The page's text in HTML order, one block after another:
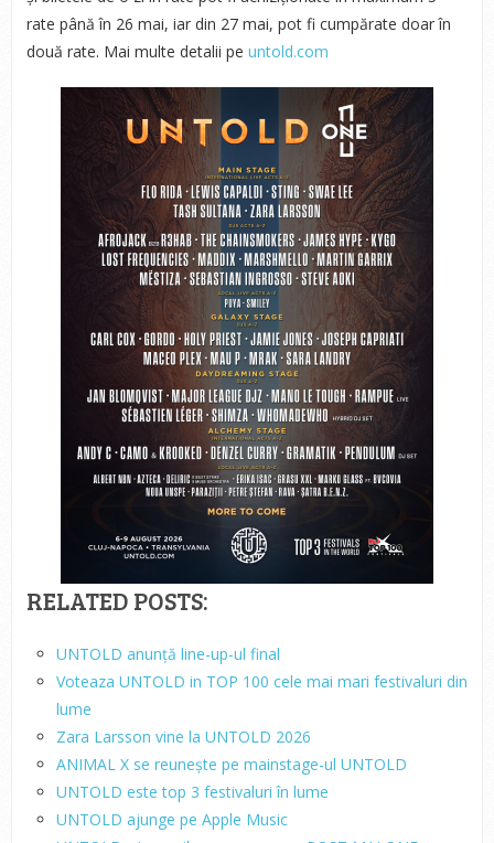
rate până în 26 mai, iar din 27 mai, pot fi cumpărate doar în
două rate. Mai multe detalii pe untold.com
RELATED POSTS:
UNTOLD anunță line-up-ul final
Voteaza UNTOLD in TOP 100 cele mai mari festivaluri din
lume
Zara Larsson vine la UNTOLD 2026
ANIMAL X se reunește pe mainstage-ul UNTOLD
UNTOLD este top 3 festivaluri în lume
UNTOLD ajunge pe Apple Music